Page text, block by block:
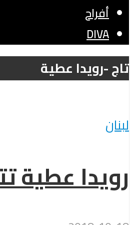
أفراح
DIVA
تاج -رويدا عطية
لبنان
رويدا